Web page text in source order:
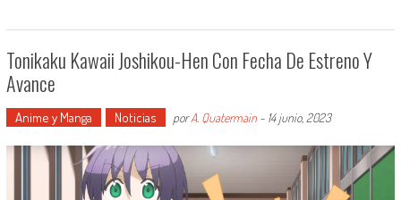
Tonikaku Kawaii Joshikou-Hen Con Fecha De Estreno Y
Avance
Anime y Manga Noticias porA. Quatermain- 14 junio, 2023